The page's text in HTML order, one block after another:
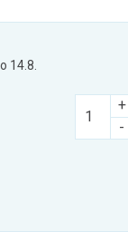
14.8.